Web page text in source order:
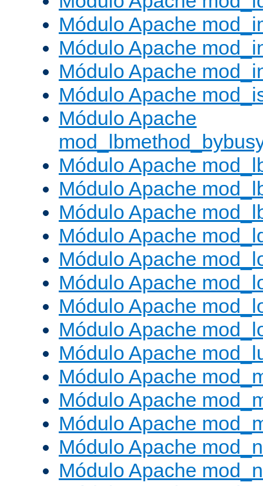
Módulo Apache
Módulo Apache
Módulo Apache
Módulo Apache
Módulo Apache
Módulo Apache
Módulo Apache
Módulo Apache
Módulo Apache
Módulo Apache
Módulo Apache
Módulo Apache
Módulo Apache
Módulo Apache
Módulo Apache
Módulo Apache
Módulo Apache
Módulo Apache
Módulo Apache